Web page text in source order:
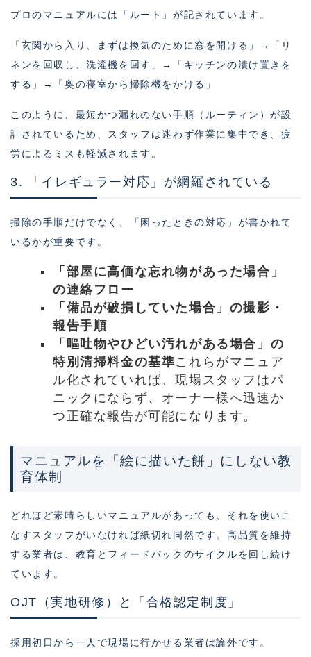
プロのマニュアルには「ルート」が記されています。
「玄関から入り、まずは換気のために窓を開ける」→「リ
ネンを回収し、洗濯機を回す」→「キッチンの漬け置きを
する」→「奥の寝室から掃除機をかける」
このように、最短かつ漏れのない手順（ルーティン）が設
計されているため、スタッフは迷わず作業に集中でき、疲
労によるミスも軽減されます。
3. 「イレギュラー対応」が網羅されている
掃除の手順だけでなく、「困ったときの対応」が書かれて
いるかが重要です。
「部屋に高価な忘れ物があった場合」
の連絡フロー
「備品が破損していた場合」の撮影・
報告手順
「嘔吐物やひどい汚れがある場合」の
特別清掃料金の基準これらがマニュア
ル化されていれば、現場スタッフはパ
ニックにならず、オーナー様へ迅速か
つ正確な報告が可能になります。
マニュアルを「絵に描いた餅」にしない教
育体制
どれほど素晴らしいマニュアルがあっても、それを使いこ
なすスタッフがいなければ紙切れ同然です。高品質を維持
する業者は、教育とフィードバックのサイクルを回し続け
ています。
OJT（実地研修）と「合格認定制度」
採用初日から一人で現場に行かせる業者は論外です。